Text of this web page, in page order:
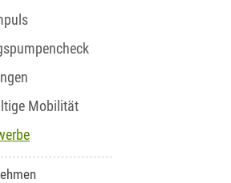
Mobilität